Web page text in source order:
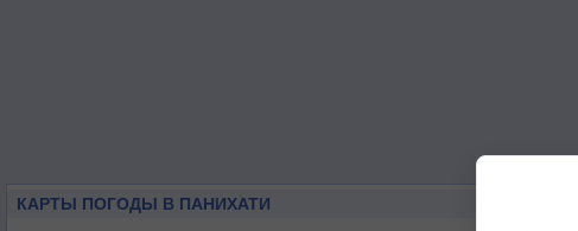
КАРТЫ ПОГОДЫ В ПАНИХАТИ